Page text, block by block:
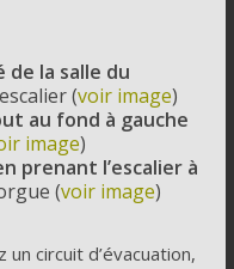
de la salle du
(voir image)
au fond à gauche
image)
prenant l’escalier à
(voir image)
circuit d’évacuation,